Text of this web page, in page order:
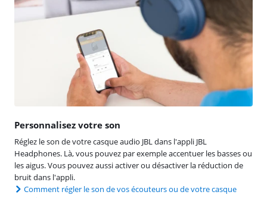
Personnalisez votre son
Réglez le son de votre casque audio JBL dans l'appli JBL
Headphones. Là, vous pouvez par exemple accentuer les basses ou
les aigus. Vous pouvez aussi activer ou désactiver la réduction de
bruit dans l'appli.
Comment régler le son de vos écouteurs ou de votre casque